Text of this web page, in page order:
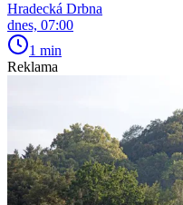
Hradecká Drbna
dnes, 07:00
1 min
Reklama